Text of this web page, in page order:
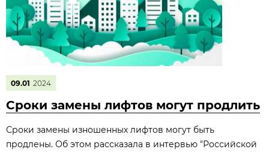
09.01 2024
Сроки замены лифтов могут продлить
Сроки замены изношенных лифтов могут быть
продлены. Об этом рассказала в интервью "Российской